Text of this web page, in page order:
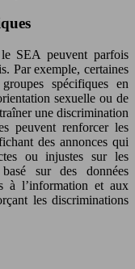
SEA peuvent parfois
Par exemple, certaines
spécifiques en
sexuelle ou de
une discrimination
peuvent renforcer les
des annonces qui
ou injustes sur les
sur des données
à l’information et aux
les discriminations